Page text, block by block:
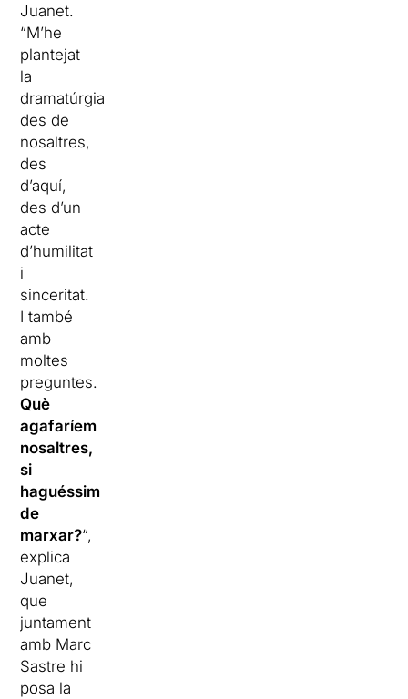
Juanet.
“M’he
plantejat
la
dramatúrgia
des de
nosaltres,
des
d’aquí,
des d’un
acte
d’humilitat
i
sinceritat.
I també
amb
moltes
preguntes.
Què
agafaríem
nosaltres,
si
haguéssim
de
marxar?“,
explica
Juanet,
que
juntament
amb Marc
Sastre hi
posa la